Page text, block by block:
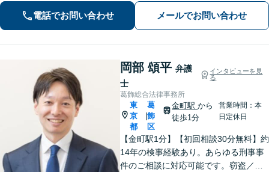
し、最高のリーガルサービスをご提供
します。お気軽にご相談ください【初
回面談30分無料】【平日夜間対応可】
電話でお問い合わせ メールでお問い合わせ
岡部 頌平 弁護
士
インタビューを見
る
葛飾総合法律事務所
東
京
都
葛
飾
区
金町駅から
徒歩1分
営業時間：本
日定休日
【金町駅1分】【初回相談30分無料】約
14年の検事経験あり。あらゆる刑事事
件のご相談に対応可能です。窃盗／詐